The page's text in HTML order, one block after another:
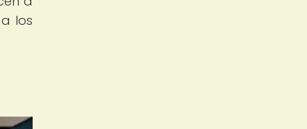
los